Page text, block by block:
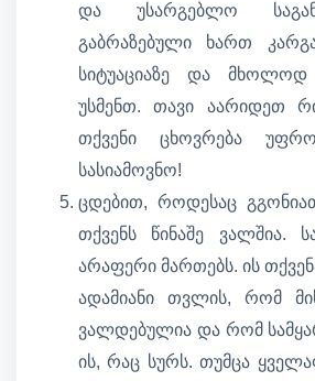
და უსარგებლო
გაბრაზებული ხართ
სიტუაციაზე და
უსმენთ. თავი აარიდეთ
თქვენი ცხოვრება
სასიამოვნო!
ცდებით, როდესაც
თქვენს წინაშე ვალშია.
არაფერი მართებს. ის
ადამიანი თვლის, რომ
ვალდებულია და რომ
ის, რაც სურს. თუმცა